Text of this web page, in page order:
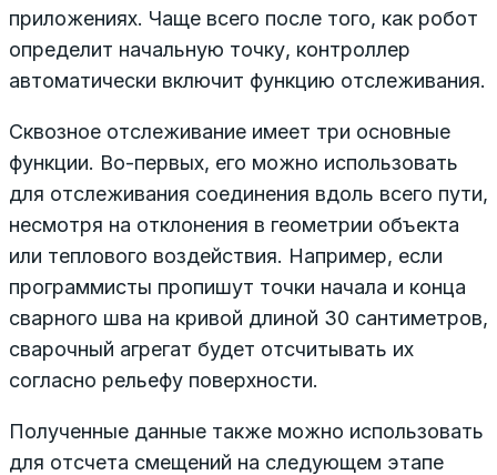
приложениях. Чаще всего после того, как робот
определит начальную точку, контроллер
автоматически включит функцию отслеживания.
Сквозное отслеживание имеет три основные
функции. Во-первых, его можно использовать
для отслеживания соединения вдоль всего пути,
несмотря на отклонения в геометрии объекта
или теплового воздействия. Например, если
программисты пропишут точки начала и конца
сварного шва на кривой длиной 30 сантиметров,
сварочный агрегат будет отсчитывать их
согласно рельефу поверхности.
Полученные данные также можно использовать
для отсчета смещений на следующем этапе